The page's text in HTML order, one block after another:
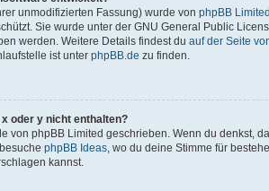
unmodifizierten Fassung) wurde von phpBB
Sie wurde unter der GNU General Public
werden. Weitere Details findest du auf der Seite
ist unter phpBB.de zu finden.
oder y nicht enthalten?
von phpBB Limited geschrieben. Wenn du denkst,
phpBB Ideas , wo du deine Stimme für
kannst.